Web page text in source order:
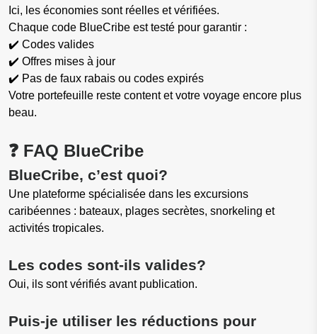
Ici, les économies sont réelles et vérifiées.
Chaque code BlueCribe est testé pour garantir :
✔️ Codes valides
✔️ Offres mises à jour
✔️ Pas de faux rabais ou codes expirés
Votre portefeuille reste content et votre voyage encore plus
beau.
❓ FAQ BlueCribe
BlueCribe, c’est quoi?
Une plateforme spécialisée dans les excursions
caribéennes : bateaux, plages secrètes, snorkeling et
activités tropicales.
Les codes sont-ils valides?
Oui, ils sont vérifiés avant publication.
Puis-je utiliser les réductions pour